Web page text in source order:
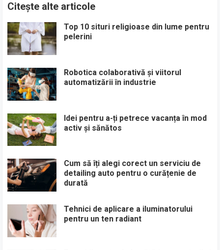
Citește alte articole
Top 10 situri religioase din lume pentru
pelerini
Robotica colaborativă și viitorul
automatizării în industrie
Idei pentru a-ți petrece vacanța în mod
activ și sănătos
Cum să îți alegi corect un serviciu de
detailing auto pentru o curățenie de
durată
Tehnici de aplicare a iluminatorului
pentru un ten radiant